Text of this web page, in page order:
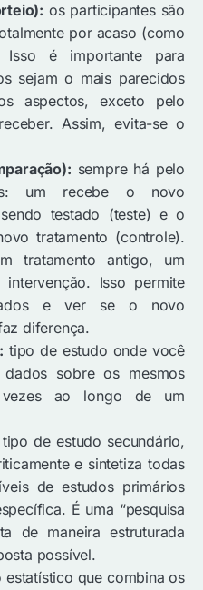
os participantes são
por acaso (como
Isso é importante para
sejam o mais parecidos
aspectos, exceto pelo
Assim, evita-se o
sempre há pelo
um recebe o novo
testado (teste) e o
tratamento (controle).
tratamento antigo, um
Isso permite
e ver se o novo
diferença.
tipo de estudo onde você
sobre os mesmos
vezes ao longo de um
tipo de estudo secundário,
e sintetiza todas
de estudos primários
É uma “pesquisa
de maneira estruturada
possível.
estatístico que combina os